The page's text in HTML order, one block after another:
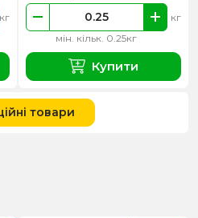
кг
мін. кільк. 0.25кг
кг
Купити
товари